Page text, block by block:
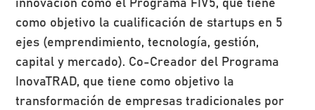
como objetivo la cualificación de startups en 5
ejes (emprendimiento, tecnología, gestión,
capital y mercado). Co-Creador del Programa
InovaTRAD, que tiene como objetivo la
transformación de empresas tradicionales por